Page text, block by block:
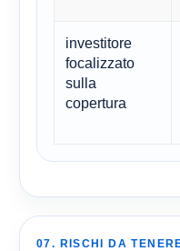
investitore
focalizzato
sulla
copertura
07. RISCHI DA